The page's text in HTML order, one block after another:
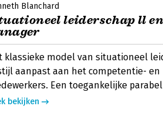
Blanchard
leiderschap ll
klassieke model van situationeel
aanpast aan het competentie-
Een toegankelijke
bekijken